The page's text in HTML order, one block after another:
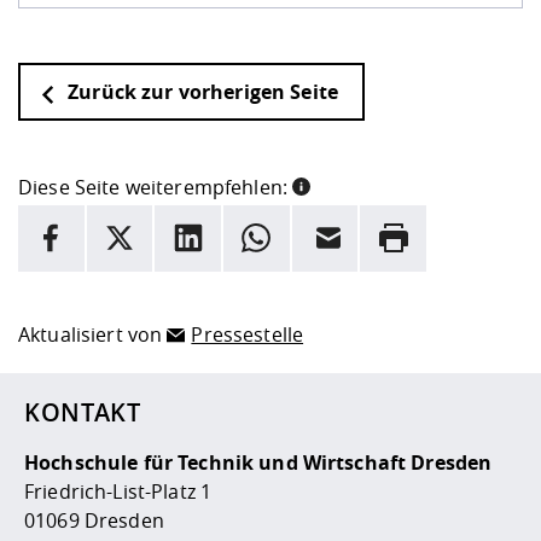
Zurück zur vorherigen Seite
Diese Seite weiterempfehlen:
INFORMATION
Facebook
X LinkedInWhatsappE-Mail Drucken
Aktualisiert von Pressestelle
KONTAKT
Hochschule für Technik und Wirtschaft Dresden
Friedrich-List-Platz 1
01069 Dresden